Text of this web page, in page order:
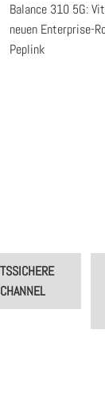
Balance 310 5G:
neuen Enterprise-
Peplink